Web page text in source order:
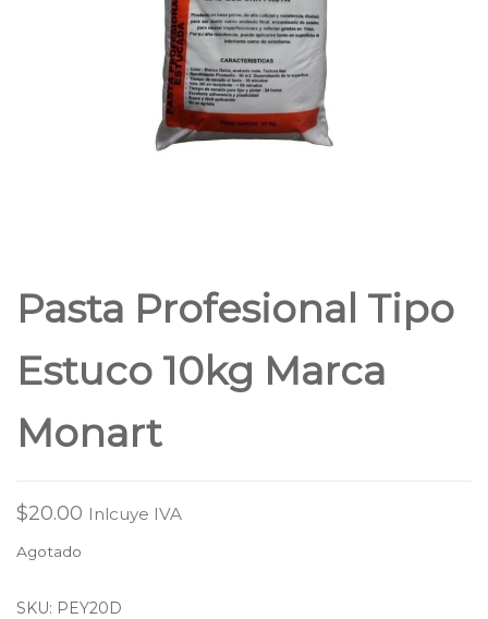
Pasta Profesional Tipo
Estuco 10kg Marca
Monart
$20.00 Inlcuye IVA
Agotado
SKU: PEY20D